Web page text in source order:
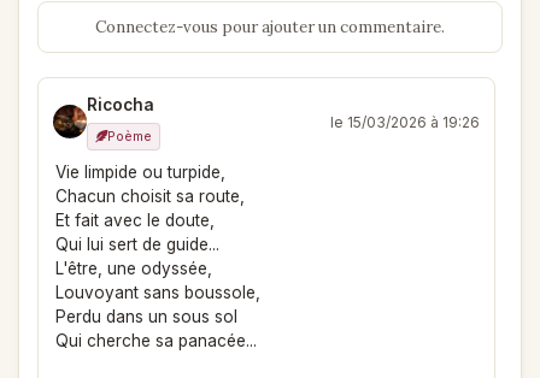
Connectez-vous pour ajouter un commentaire.
Ricocha
Poème
le 15/03/2026 à 19:26
Vie limpide ou turpide,
Chacun choisit sa route,
Et fait avec le doute,
Qui lui sert de guide...
L'être, une odyssée,
Louvoyant sans boussole,
Perdu dans un sous sol
Qui cherche sa panacée...